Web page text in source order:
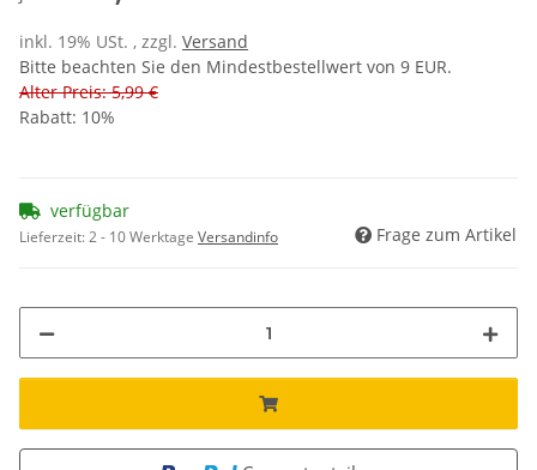
inkl. 19% USt. , zzgl. Versand
Bitte beachten Sie den Mindestbestellwert von 9 EUR.
Alter Preis: 5,99 €
Rabatt: 10%
verfügbar
Lieferzeit:2 - 10 Werktage Versandinfo Frage zum Artikel